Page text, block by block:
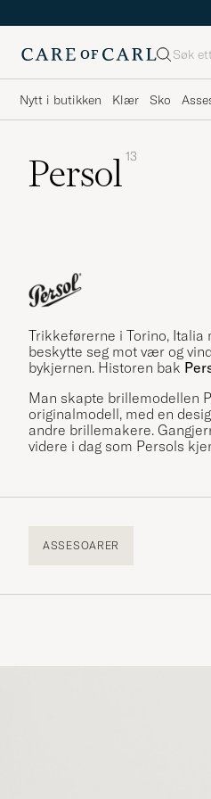
Søk
Nytt i butikken Klær Sko
Persol 13
Trikkeførerne i Torino, Italia
beskytte seg mot vær og
bykjernen. Historen bak
Man skapte brillemodellen
originalmodell, med en
andre brillemakere.
videre i dag som Persols
ASSESOARER